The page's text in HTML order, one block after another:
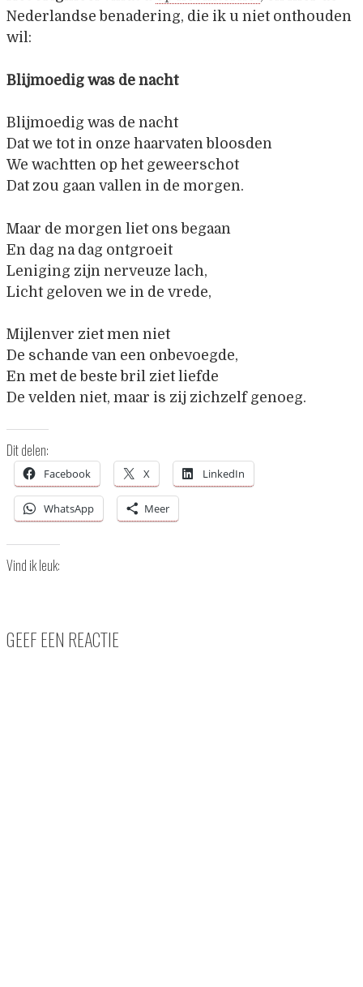
Nederlandse benadering, die ik u niet onthouden
wil:
Blijmoedig was de nacht
Blijmoedig was de nacht
Dat we tot in onze haarvaten bloosden
We wachtten op het geweerschot
Dat zou gaan vallen in de morgen.
Maar de morgen liet ons begaan
En dag na dag ontgroeit
Leniging zijn nerveuze lach,
Licht geloven we in de vrede,
Mijlenver ziet men niet
De schande van een onbevoegde,
En met de beste bril ziet liefde
De velden niet, maar is zij zichzelf genoeg.
Dit delen:
Facebook X LinkedIn
WhatsApp Meer
Vind ik leuk:
GEEF EEN REACTIE